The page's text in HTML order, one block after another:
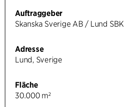
Auftraggeber
Skanska Sverige AB / Lund SBK
Adresse
Lund, Sverige
Fläche
30.000 m²